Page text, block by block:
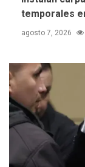
temporales
agosto 7, 2026